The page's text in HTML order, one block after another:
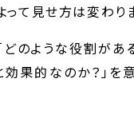
て見せ方は変わり
のような役割があ
効果的なのか？」を